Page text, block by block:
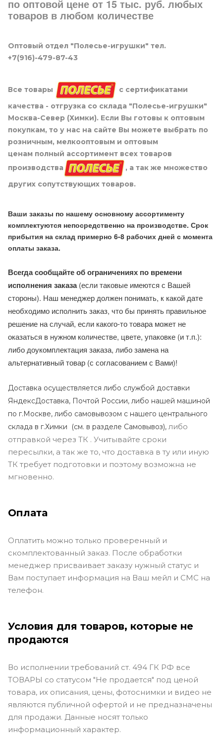
по оптовой цене от 15 тыс. руб. любых
товаров в любом количестве
Оптовый отдел "Полесье-игрушки" тел.
+7(916)-479-87-43
Все товары
с сертификатами
качества - отгрузка со склада "Полесье-игрушки"
Москва-Север (Химки). Если Вы готовы к оптовым
покупкам, то у нас на сайте Вы можете выбрать по
розничным, мелкооптовым и оптовым
ценам полный ассортимент всех товаров
производства
, а так же множество
других сопутствующих товаров.
Ваши заказы по нашему основному ассортименту
комплектуются непосредственно на производстве. Срок
прибытия на склад примерно 6-8 рабочих дней с момента
оплаты заказа.
Всегда сообщайте об ограничениях по времени
исполнения заказа(если таковые имеются с Вашей
стороны). Наш менеджер должен понимать, к какой дате
необходимо исполнить заказ, что бы принять правильное
решение на случай, если какого-то товара может не
оказаться в нужном количестве, цвете, упаковке (и т.п.):
либо доукомплектация заказа, либо замена на
альтернативный товар (с согласованием с Вами)!
Доставка осуществляется либо службой доставки
ЯндексДоставка, Почтой России, либо нашей машиной
по г.Москве, либо самовывозом с нашего центрального
склада в г.Химки (см. в разделе Самовывоз), либо
отправкой через ТК . Учитывайте сроки
пересылки, а так же то, что доставка в ту или иную
ТК требует подготовки и поэтому возможна не
мгновенно.
Оплата
Оплатить можно только проверенный и
скомплектованный заказ. После обработки
менеджер присваивает заказу нужный статус и
Вам поступает информация на Ваш мейл и СМС на
телефон.
Условия для товаров, которые не
продаются
Во исполнении требований ст. 494 ГК РФ все
ТОВАРЫ со статусом "Не продается" под ценой
товара, их описания, цены, фотоснимки и видео не
являются публичной офертой и не предназначены
для продажи. Данные носят только
информационный характер.